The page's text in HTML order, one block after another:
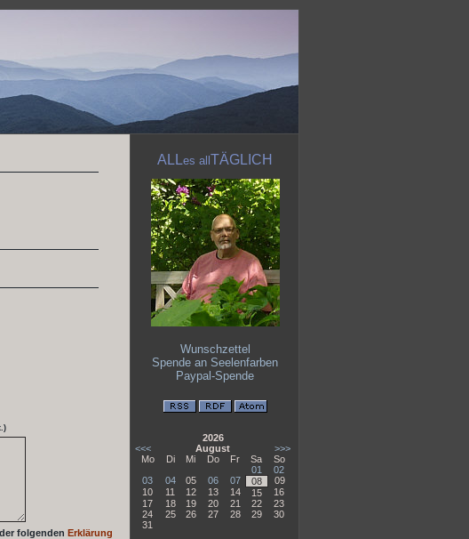
folgenden Erklärung
ALLes all TÄGLICH
Wunschzettel
Spende an Seelenfarben
Paypal-Spende
2026
<<<
August
>>>
Mo
Di Mi Do Fr Sa
So
01
02
03
04 05 06 07 08
09
10
11 12 13 14 15
16
17
18 19 20 21 22
23
24
25 26 27 28 29
30
31